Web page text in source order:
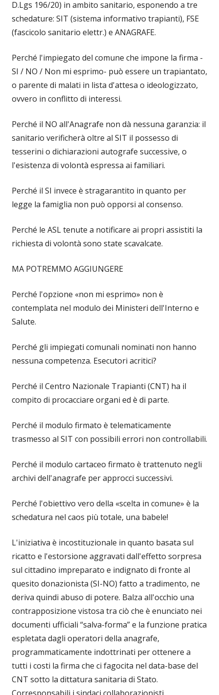
D.Lgs 196/20) in ambito sanitario, esponendo a tre
schedature: SIT (sistema informativo trapianti), FSE
(fascicolo sanitario elettr.) e ANAGRAFE.
Perché l'impiegato del comune che impone la firma -
SI / NO / Non mi esprimo- può essere un trapiantato,
o parente di malati in lista d'attesa o ideologizzato,
ovvero in conflitto di interessi.
Perché il NO all'Anagrafe non dà nessuna garanzia: il
sanitario verificherà oltre al SIT il possesso di
tesserini o dichiarazioni autografe successive, o
l'esistenza di volontà espressa ai familiari.
Perché il SI invece è stragarantito in quanto per
legge la famiglia non può opporsi al consenso.
Perché le ASL tenute a notificare ai propri assistiti la
richiesta di volontà sono state scavalcate.
MA POTREMMO AGGIUNGERE
Perché l'opzione «non mi esprimo» non è
contemplata nel modulo dei Ministeri dell'Interno e
Salute.
Perché gli impiegati comunali nominati non hanno
nessuna competenza. Esecutori acritici?
Perché il Centro Nazionale Trapianti (CNT) ha il
compito di procacciare organi ed è di parte.
Perché il modulo firmato è telematicamente
trasmesso al SIT con possibili errori non controllabili.
Perché il modulo cartaceo firmato è trattenuto negli
archivi dell'anagrafe per approcci successivi.
Perché l'obiettivo vero della «scelta in comune» è la
schedatura nel caos più totale, una babele!
L'iniziativa è incostituzionale in quanto basata sul
ricatto e l'estorsione aggravati dall'effetto sorpresa
sul cittadino impreparato e indignato di fronte al
quesito donazionista (SI-NO) fatto a tradimento, ne
deriva quindi abuso di potere. Balza all'occhio una
contrapposizione vistosa tra ciò che è enunciato nei
documenti ufficiali “salva-forma” e la funzione pratica
espletata dagli operatori della anagrafe,
programmaticamente indottrinati per ottenere a
tutti i costi la firma che ci fagocita nel data-base del
CNT sotto la dittatura sanitaria di Stato.